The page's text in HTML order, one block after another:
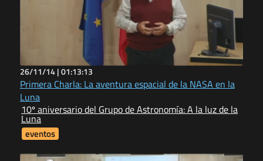
26/11/14 |01:13:13
Primera Charla: La aventura espacial de la NASA en la
Luna
10º aniversario del Grupo de Astronomía: A la luz de la
Luna
eventos